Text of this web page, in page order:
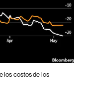
los costos de los